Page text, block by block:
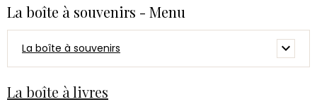
La boîte à souvenirs - Menu
La boîte à souvenirs
La boîte à livres